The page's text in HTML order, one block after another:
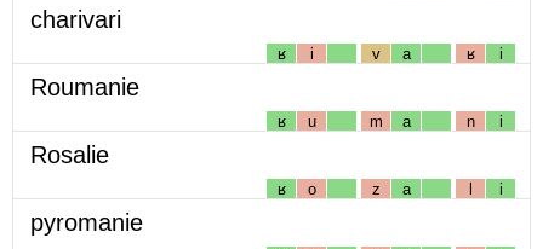
charivari
ʁ i v a ʁ i
Roumanie
ʁ u m a n i
Rosalie
ʁ o z a l i
pyromanie